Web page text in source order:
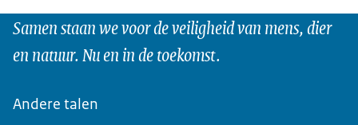
Samen staan we voor de veiligheid van mens, dier
en natuur. Nu en in de toekomst.
Andere talen